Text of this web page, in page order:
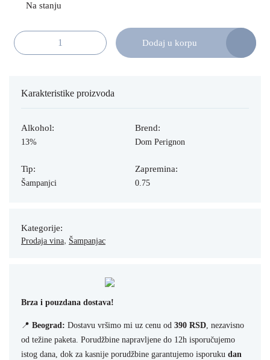
Dom Perignon Rose 75cl količinaDodaj u korpu
Karakteristike proizvoda
Alkohol:
13%
Brend:
Dom Perignon
Tip:
Šampanjci
Zapremina:
0.75
Kategorije:
Prodaja vina, Šampanjac
Brza i pouzdana dostava!
📍 Beograd: Dostavu vršimo mi uz cenu od 390 RSD, nezavisno
od težine paketa. Porudžbine napravljene do 12h isporučujemo
istog dana, dok za kasnije porudžbine garantujemo isporuku dan